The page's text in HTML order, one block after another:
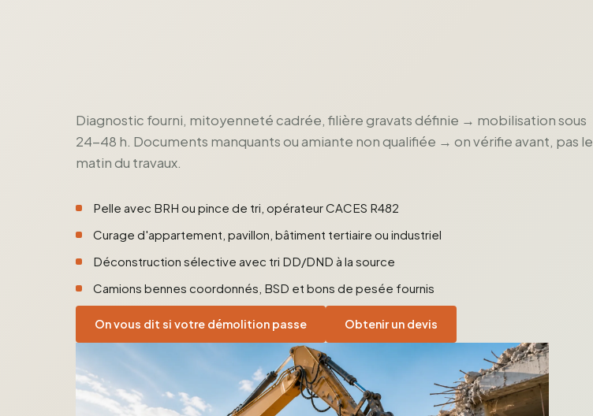
Diagnostic fourni, mitoyenneté cadrée, filière gravats définie → mobilisation sous
24-48 h. Documents manquants ou amiante non qualifiée → on vérifie avant, pas le
matin du travaux.
Pelle avec BRH ou pince de tri, opérateur CACES R482
Curage d'appartement, pavillon, bâtiment tertiaire ou industriel
Déconstruction sélective avec tri DD/DND à la source
Camions bennes coordonnés, BSD et bons de pesée fournis
On vous dit si votre démolition passe Obtenir un devis